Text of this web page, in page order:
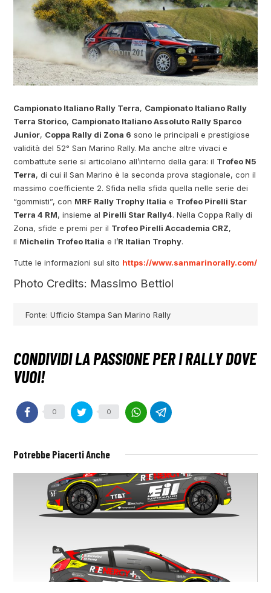
Campionato Italiano Rally Terra, Campionato Italiano Rally
Terra Storico, Campionato Italiano Assoluto Rally Sparco
Junior, Coppa Rally di Zona 6 sono le principali e prestigiose
validità del 52° San Marino Rally. Ma anche altre vivaci e
combattute serie si articolano all’interno della gara: il Trofeo N5
Terra, di cui il San Marino è la seconda prova stagionale, con il
massimo coefficiente 2. Sfida nella sfida quella nelle serie dei
“gommisti”, con MRF Rally Trophy Italia e Trofeo Pirelli Star
Terra 4 RM, insieme al Pirelli Star Rally4. Nella Coppa Rally di
Zona, sfide e premi per il Trofeo Pirelli Accademia CRZ,
il Michelin Trofeo Italia e l’R Italian Trophy.
Tutte le informazioni sul sito https://www.sanmarinorally.com/
Photo Credits: Massimo Bettiol
Fonte: Ufficio Stampa San Marino Rally
0 0
Potrebbe Piacerti Anche